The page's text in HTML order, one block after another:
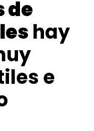
de
hay
e